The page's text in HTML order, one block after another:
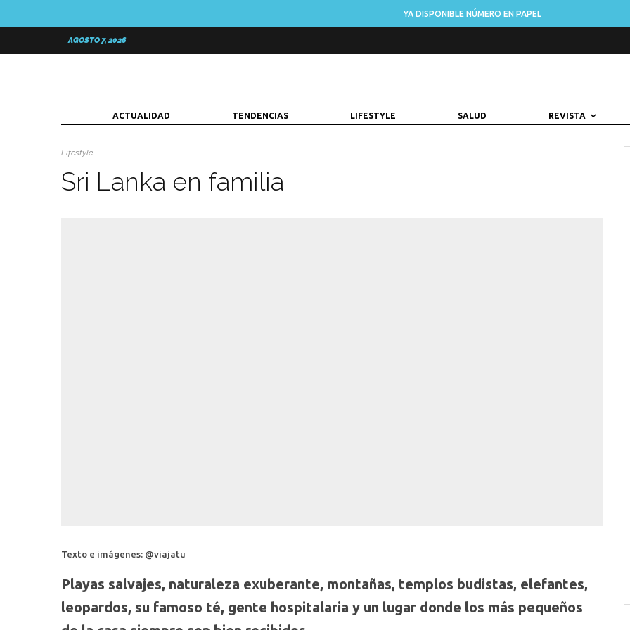
YA DISPONIBLE NÚMERO EN PAPEL
AGOSTO 7, 2026
ACTUALIDAD TENDENCIAS LIFESTYLE SALUD REVISTA
Lifestyle
Sri Lanka en familia
Texto e imágenes: @viajatu
Playas salvajes, naturaleza exuberante, montañas, templos budistas, elefantes,
leopardos, su famoso té, gente hospitalaria y un lugar donde los más pequeños